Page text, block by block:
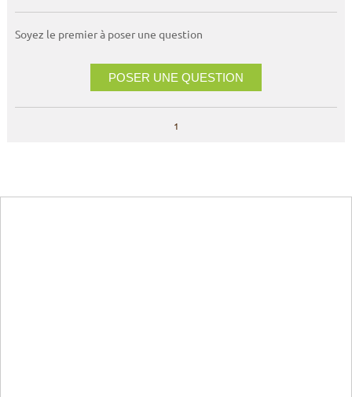
Soyez le premier à poser une question
POSER UNE QUESTION
1